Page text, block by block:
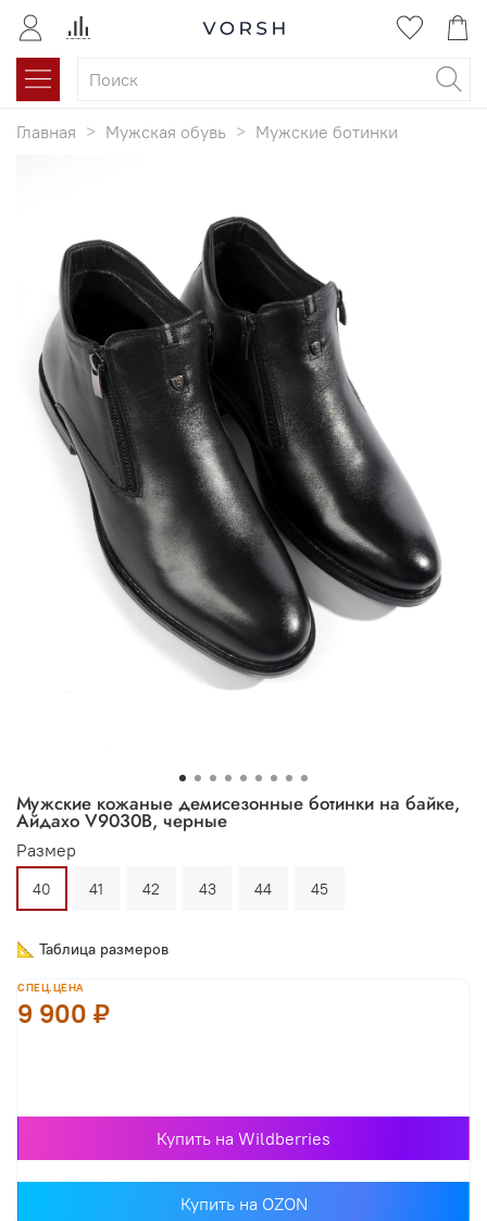
Главная Мужская обувь Мужские ботинки
Мужские кожаные демисезонные ботинки на байке,
Айдахо V9030B, черные
Размер
40 41 42 43 44 45
📐 Таблица размеров
СПЕЦ.ЦЕНА
9 900 ₽
Купить на Wildberries
Купить на OZON